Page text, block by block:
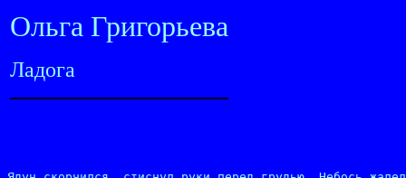
Ольга Григорьева
Ладога